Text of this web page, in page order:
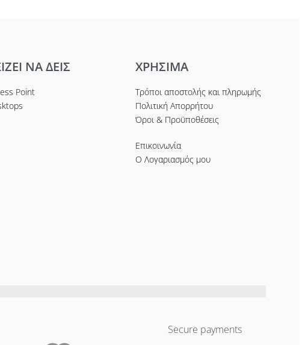
ΝΑ ΔΕΙΣ
Point
ΧΡΗΣΙΜΑ
Τρόποι αποστολής και πληρωμής
Πολιτική Απορρήτου
Όροι & Προϋποθέσεις
Επικοινωνία
Ο Λογαριασμός μου
Secure payments